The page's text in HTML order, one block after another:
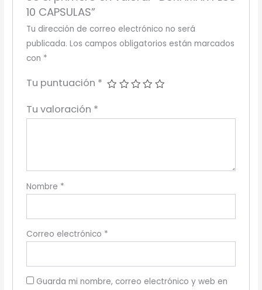
10 CAPSULAS”
Tu dirección de correo electrónico no será
publicada. Los campos obligatorios están marcados
con *
Tu puntuación *
Tu valoración *
Nombre *
Correo electrónico *
Guarda mi nombre, correo electrónico y web en